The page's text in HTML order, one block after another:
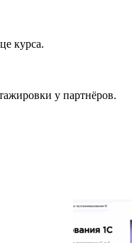
курса.
у партнёров.